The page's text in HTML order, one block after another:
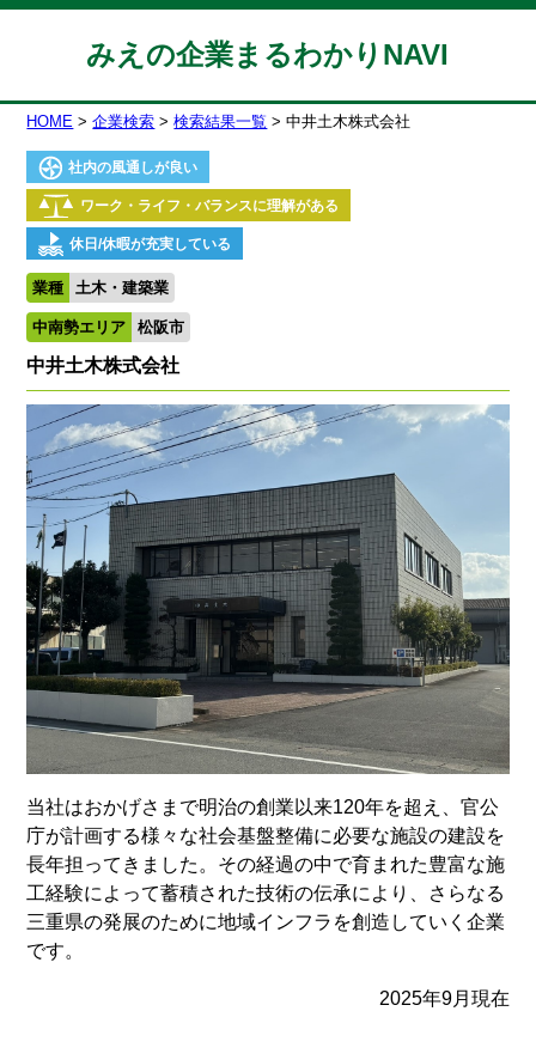
みえの企業まるわかりNAVI
HOME 企業検索 検索結果一覧 中井土木株式会社
社内の風通しが良い
ワーク・ライフ・バランスに理解がある
休日/休暇が充実している
業種 土木・建築業
中南勢エリア 松阪市
中井土木株式会社
当社はおかげさまで明治の創業以来120年を超え、官公
庁が計画する様々な社会基盤整備に必要な施設の建設を
長年担ってきました。その経過の中で育まれた豊富な施
工経験によって蓄積された技術の伝承により、さらなる
三重県の発展のために地域インフラを創造していく企業
です。
2025年9月現在